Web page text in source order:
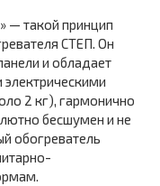
— такой принцип
СТЕП. Он
и обладает
2 кг), гармонично
бесшумен и не
обогреватель